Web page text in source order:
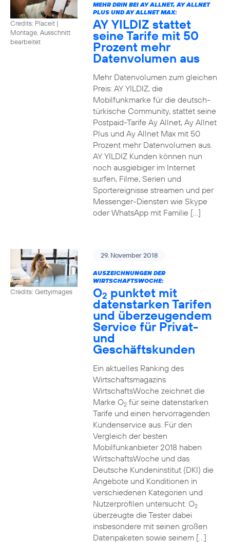
Credits: Placeit |
Montage, Ausschnitt
bearbeitet
MEHR DRIN BEI AY ALLNET, AY ALLNET
PLUS UND AY ALLNET MAX:
AY YILDIZ stattet
seine Tarife mit 50
Prozent mehr
Datenvolumen aus
Mehr Datenvolumen zum gleichen
Preis: AY YILDIZ, die
Mobilfunkmarke für die deutsch-
türkische Community, stattet seine
Postpaid-Tarife Ay Allnet, Ay Allnet
Plus und Ay Allnet Max mit 50
Prozent mehr Datenvolumen aus.
AY YILDIZ Kunden können nun
noch ausgiebiger im Internet
surfen, Filme, Serien und
Sportereignisse streamen und per
Messenger-Diensten wie Skype
oder WhatsApp mit Familie […]
Credits: Gettyimages
29. November 2018
AUSZEICHNUNGEN DER
WIRTSCHAFTSWOCHE:
O2 punktet mit
datenstarken Tarifen
und überzeugendem
Service für Privat-
und
Geschäftskunden
Ein aktuelles Ranking des
Wirtschaftsmagazins
WirtschaftsWoche zeichnet die
Marke O2für seine datenstarken
Tarife und einen hervorragenden
Kundenservice aus. Für den
Vergleich der besten
Mobilfunkanbieter 2018 haben
WirtschaftsWoche und das
Deutsche Kundeninstitut (DKI) die
Angebote und Konditionen in
verschiedenen Kategorien und
Nutzerprofilen untersucht. O2
überzeugte die Tester dabei
insbesondere mit seinen großen
Datenpaketen sowie seinem […]